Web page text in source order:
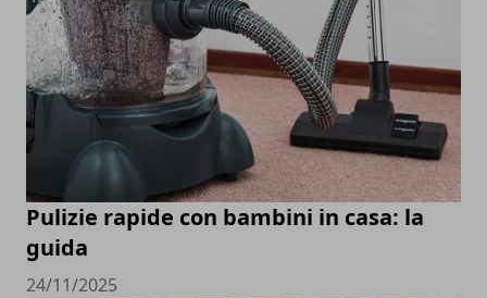
Pulizie rapide con bambini in casa: la
guida
24/11/2025